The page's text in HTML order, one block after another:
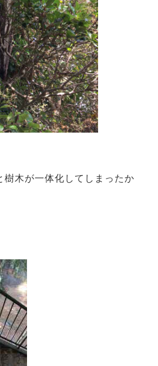
樹木が一体化してしまったか